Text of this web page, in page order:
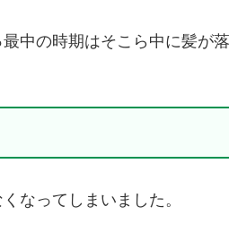
中の時期はそこら中に髪が
なってしまいました。